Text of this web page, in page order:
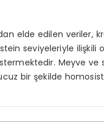
elde edilen veriler,
seviyeleriyle ilişkili
Meyve ve
bir şekilde